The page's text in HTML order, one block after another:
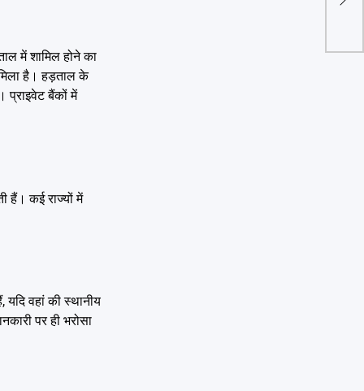
में शामिल होने का
है। हड़ताल के
प्राइवेट बैंकों में
हैं। कई राज्यों में
वहां की स्थानीय
पर ही भरोसा